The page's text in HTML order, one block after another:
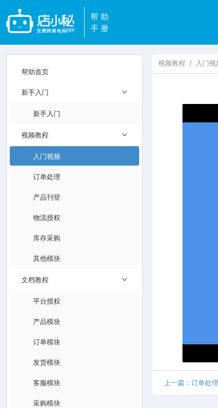
帮助
手册
帮助首页
新手入门
新手入门
视频教程
入门视频
订单处理
产品刊登
物流授权
库存采购
其他模块
文档教程
平台授权
产品模块
订单模块
发货模块
客服模块
采购模块
视频教程 / 入门视
上一篇：订单处